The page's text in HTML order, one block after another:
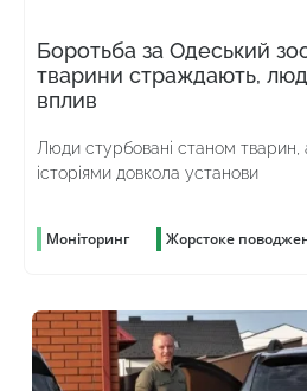
Боротьба за Одеський
тварини страждають,
вплив
Люди стурбовані станом
історіями довкола установи
Моніторинг Жорстоке